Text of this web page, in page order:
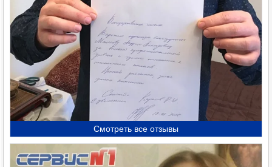
Смотреть все отзывы